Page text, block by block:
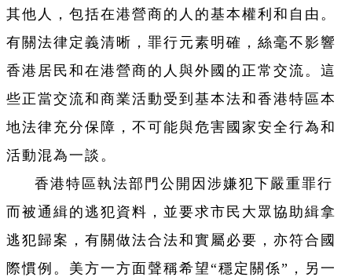
其他人，包括在港營商的人的基本權利和自由。
有關法律定義清晰，罪行元素明確，絲毫不影響
香港居民和在港營商的人與外國的正常交流。這
些正當交流和商業活動受到基本法和香港特區本
地法律充分保障，不可能與危害國家安全行為和
活動混為一談。
香港特區執法部門公開因涉嫌犯下嚴重罪行
而被通緝的逃犯資料，並要求市民大眾協助緝拿
逃犯歸案，有關做法合法和實屬必要，亦符合國
際慣例。美方一方面聲稱希望“穩定關係”，另一